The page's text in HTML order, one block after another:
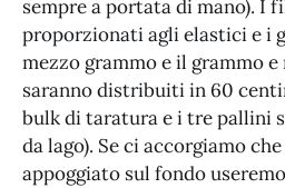
sempre a portata di mano). I
proporzionati agli elastici e i
mezzo grammo e il grammo
saranno distribuiti in 60
bulk di taratura e i tre pallini
da lago). Se ci accorgiamo
appoggiato sul fondo